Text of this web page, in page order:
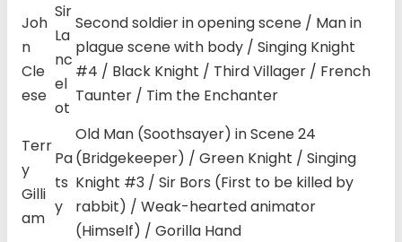
Joh
n
Cle
ese
Sir
La
nc
el
ot
Second soldier in opening scene / Man in
plague scene with body / Singing Knight
#4 / Black Knight / Third Villager / French
Taunter / Tim the Enchanter
Terr
y
Gilli
am
Pa
ts
y
Old Man (Soothsayer) in Scene 24
(Bridgekeeper) / Green Knight / Singing
Knight #3 / Sir Bors (First to be killed by
rabbit) / Weak-hearted animator
(Himself) / Gorilla Hand